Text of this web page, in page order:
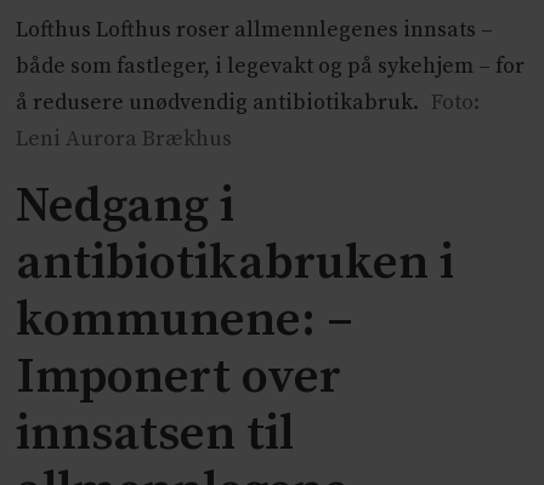
Lofthus Lofthus roser allmennlegenes innsats –
både som fastleger, i legevakt og på sykehjem – for
å redusere unødvendig antibiotikabruk. Foto:
Leni Aurora Brækhus
Nedgang i
antibiotikabruken i
kommunene: –
Imponert over
innsatsen til